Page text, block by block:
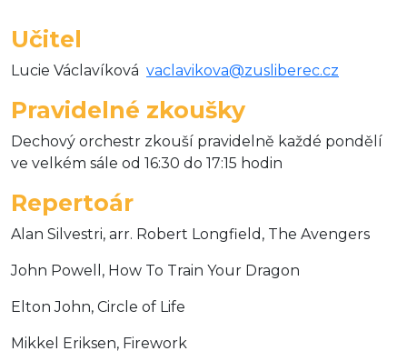
Učitel
Lucie Václavíková vaclavikova@zusliberec.cz
Pravidelné zkoušky
Dechový orchestr zkouší pravidelně každé pondělí
ve velkém sále od 16:30 do 17:15 hodin
Repertoár
Alan Silvestri, arr. Robert Longfield, The Avengers
John Powell, How To Train Your Dragon
Elton John, Circle of Life
Mikkel Eriksen, Firework